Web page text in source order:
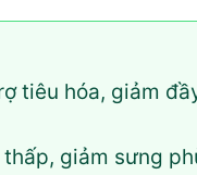
tiêu hóa, giảm
giảm sưng